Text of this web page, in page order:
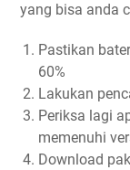
yang bisa anda
Pastikan
60%
Lakukan
Periksa lagi
memenuhi
Download